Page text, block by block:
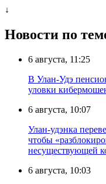
↓
Новости по
6 августа, 11:25
В Улан-Удэ
уловки
6 августа, 10:07
Улан-удэнка
чтобы
несуществующей
6 августа, 10:03